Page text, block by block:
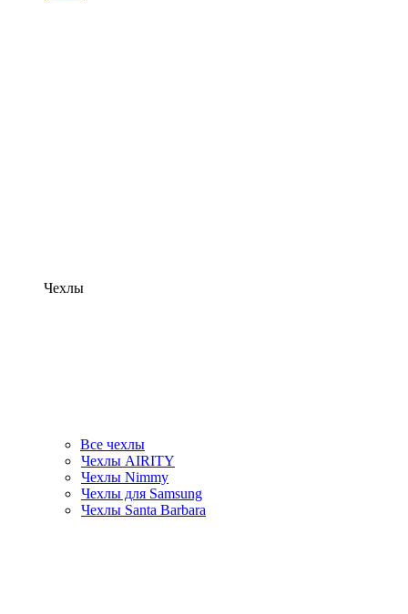
Чехлы
Все чехлы
Чехлы AIRITY
Чехлы Nimmy
Чехлы для Samsung
Чехлы Santa Barbara